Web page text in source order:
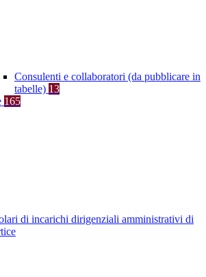
Consulenti e collaboratori (da pubblicare in
tabelle) 13
165
di incarichi dirigenziali amministrativi di